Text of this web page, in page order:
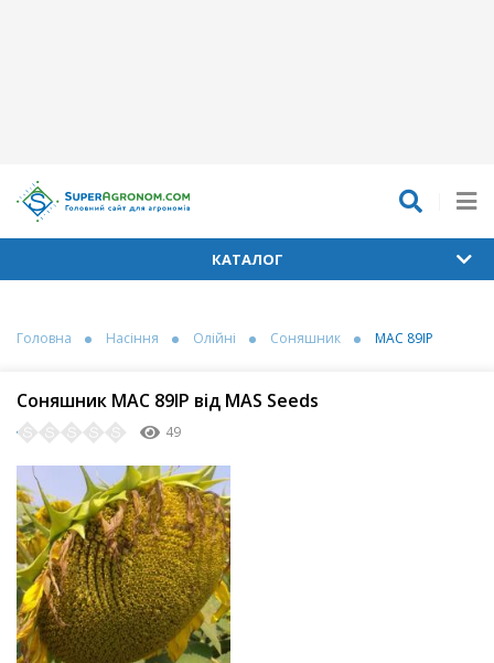
КАТАЛОГ
Головна Насіння Олійні Соняшник МАС 89ІР
Соняшник МАС 89ІР від MAS Seeds
49